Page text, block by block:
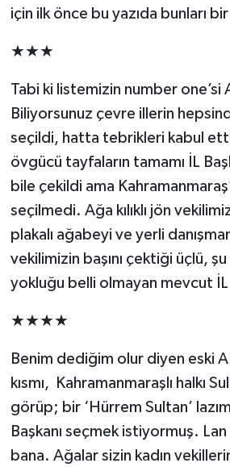
için ilk önce bu yazıda bunları
★★★
Tabi ki listemizin number one’si
Biliyorsunuz çevre illerin
seçildi, hatta tebrikleri kabul
övgücü tayfaların tamamı İL
bile çekildi ama
seçilmedi. Ağa kılıklı jön
plakalı ağabeyi ve yerli
vekilimizin başını çektiği üçlü, şu
yokluğu belli olmayan mevcut İL
★★★★
Benim dediğim olur diyen eski
kısmı, Kahramanmaraşlı halkı
görüp; bir ‘Hürrem Sultan’
Başkanı seçmek istiyormuş.
bana. Ağalar sizin kadın